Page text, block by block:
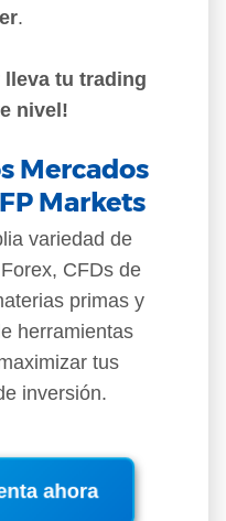
.
lleva tu trading
nivel!
Mercados
Markets
variedad de
CFDs de
primas y
herramientas
tus
inversión.
ahora